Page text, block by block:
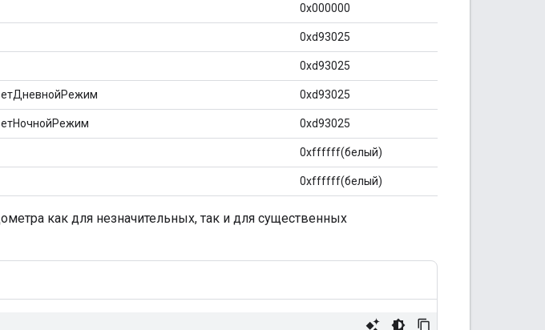
0x000000
0xd93025
0xd93025
0xd93025
0xd93025
0xffffff(белый)
0xffffff(белый)
как для незначительных, так и для существенных